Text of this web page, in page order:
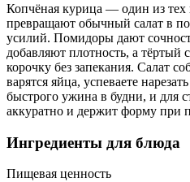
Копчёная курица — один из тех
превращают обычный салат в
усилий. Помидоры дают
добавляют плотность, а
корочку без запекания. Салат
варятся яйца, успеваете
быстрого ужина в будни, и для
аккуратно и держит форму при
Ингредиенты для блюда
Пищевая ценность